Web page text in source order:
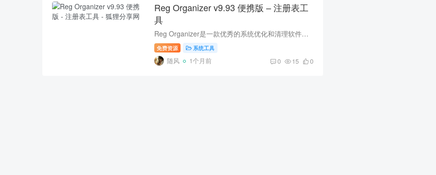
Reg Organizer v9.93 便携版 – 注册表工
具
Reg Organizer是一款优秀的系统优化和清理软件。它具有多种功能，可以帮助用户进行注册表编辑、软件卸载、系统清理、启动管理和隐私保护等操作。 软件功能 1. 注册表编辑功能：可以让用户对Wind...
免费资源 系统工具
随风 1个月前 0 15 0